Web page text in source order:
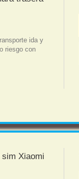
ida y
riesgo con
Xiaomi